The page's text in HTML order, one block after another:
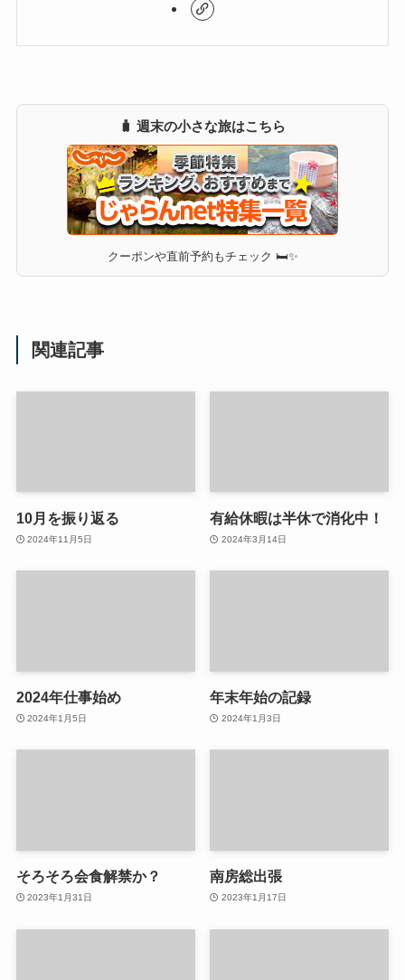
🧳 週末の小さな旅はこちら
クーポンや直前予約もチェック 🛏✨
関連記事
10月を振り返る
2024年11月5日
有給休暇は半休で消化中！
2024年3月14日
2024年仕事始め
2024年1月5日
年末年始の記録
2024年1月3日
そろそろ会食解禁か？
2023年1月31日
南房総出張
2023年1月17日